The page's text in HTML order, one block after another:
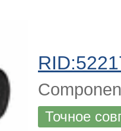
Точное